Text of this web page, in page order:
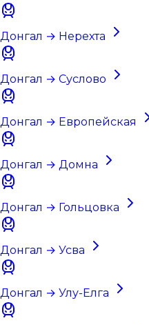
Донгал → Нерехта
Донгал → Суслово
Донгал → Европейская
Донгал → Домна
Донгал → Гольцовка
Донгал → Усва
Донгал → Улу-Елга